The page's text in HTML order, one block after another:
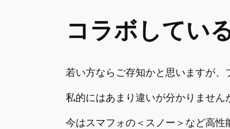
コラボしてい
若い方ならご存知かと思いますが、
私的にはあまり違いが分かりません
今はスマフォの＜スノー＞など高